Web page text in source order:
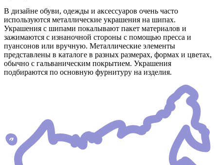
В дизайне обуви, одежды и аксессуаров очень часто
используются металлические украшения на шипах.
Украшения с шипами покалывают пакет материалов и
зажимаются с изнаночной стороны с помощью пресса и
пуансонов или вручную. Металлические элементы
представлены в каталоге в разных размерах, формах и цветах,
обычно с гальваническим покрытием. Украшения
подбираются по основную фурнитуру на изделия.